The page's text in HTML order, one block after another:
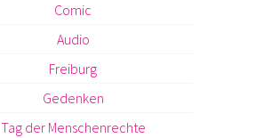
Comic
Audio
Freiburg
Gedenken
Tag der Menschenrechte